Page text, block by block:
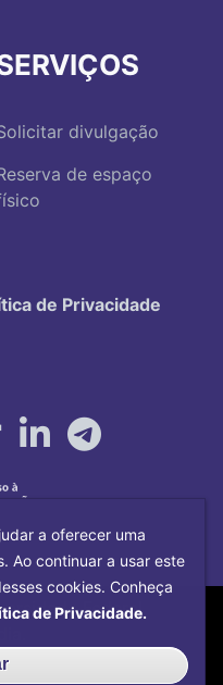
divulgação
de espaço
de Privacidade
Federal
de Tecnologia da
a oferecer uma
Ao continuar a usar este
cookies. Conheça
de Privacidade.